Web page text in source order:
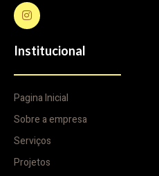
Institucional
Pagina Inicial
Sobre a empresa
Serviços
Projetos